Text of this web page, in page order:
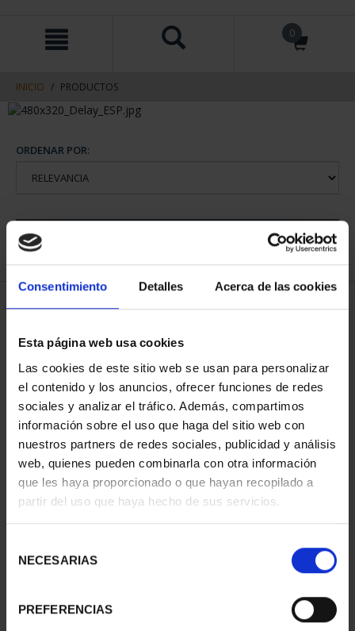
Consentimiento Detalles Acerca de las cookies
Esta página web usa cookies
Las cookies de este sitio web se usan para personalizar
el contenido y los anuncios, ofrecer funciones de redes
sociales y analizar el tráfico. Además, compartimos
información sobre el uso que haga del sitio web con
nuestros partners de redes sociales, publicidad y análisis
web, quienes pueden combinarla con otra información
que les haya proporcionado o que hayan recopilado a
partir del uso que haya hecho de sus servicios.
NECESARIAS
PREFERENCIAS
contenido
navegacin
0
INICIO PRODUCTOS
ORDENAR POR:
1 Productos encontrados
73,00 €